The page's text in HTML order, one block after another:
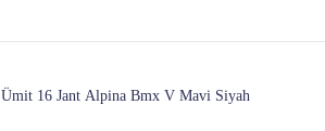
Ümit 16 Jant Alpina Bmx V Mavi Siyah